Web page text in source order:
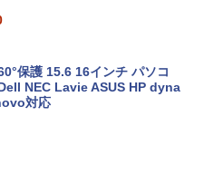
保護 15.6 16インチ パソコ
NEC Lavie ASUS HP dyna
対応